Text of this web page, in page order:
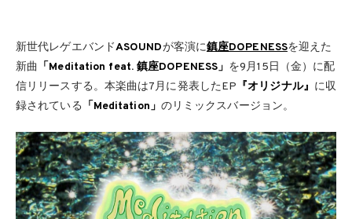
新世代レゲエバンドASOUNDが客演に鎮座DOPENESSを迎えた
新曲 「Meditation feat. 鎮座DOPENESS」 を9月15日（金）に配
信リリースする。本楽曲は7月に発表したEP 『オリジナル』 に収
録されている 「Meditation」 のリミックスバージョン。